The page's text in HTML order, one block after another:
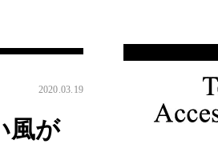
2020.03.19
風が